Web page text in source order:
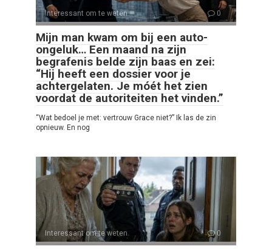
Interessant om te weten 0
Mijn man kwam om bij een auto-
ongeluk… Een maand na zijn
begrafenis belde zijn baas en zei:
“Hij heeft een dossier voor je
achtergelaten. Je móét het zien
voordat de autoriteiten het vinden.”
“Wat bedoel je met: vertrouw Grace niet?” Ik las de zin
opnieuw. En nog
Interessant om te weten 0